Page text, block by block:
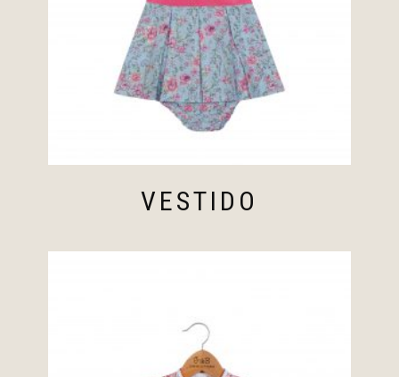
VESTIDO